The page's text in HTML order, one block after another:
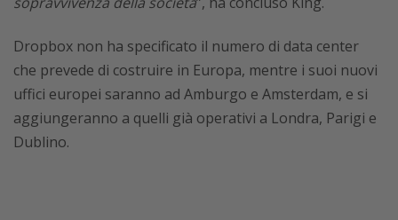
Dropbox non ha specificato il numero di data center
che prevede di costruire in Europa, mentre i suoi nuovi
uffici europei saranno ad Amburgo e Amsterdam, e si
aggiungeranno a quelli già operativi a Londra, Parigi e
Dublino.